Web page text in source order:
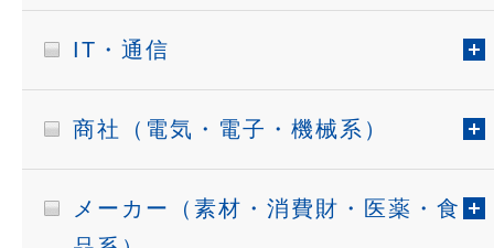
IT・通信
商社（電気・電子・機械系）
メーカー（素材・消費財・医薬・食